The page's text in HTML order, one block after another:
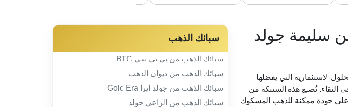
الحلول الاستثمارية التي يفضلها
النقاء. تُصنع هذه السبيكة من
الحصول على أعلى جودة ممكنة للذهب المسكوك
سبائك الذهب
سبائك الذهب من بي تي سي BTC
سبائك الذهب من ديوان الذهب
سبائك الذهب من جولد ايرا Gold Era
سبائك الذهب من الراعي جولد